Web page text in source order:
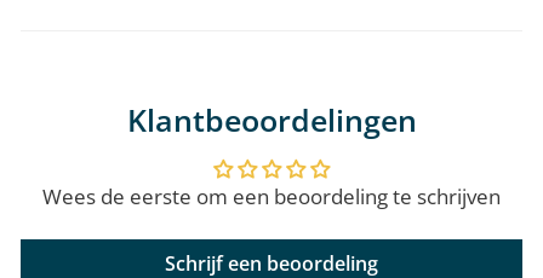
Klantbeoordelingen
Wees de eerste om een beoordeling te schrijven
Schrijf een beoordeling